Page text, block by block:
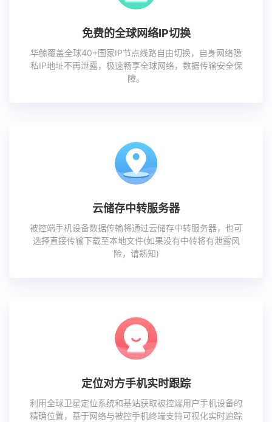
免费的全球网络IP切换
华鲸覆盖全球40+国家IP节点线路自由切换，自身网络隐
私IP地址不再泄露，极速畅享全球网络，数据传输安全保
障。
云储存中转服务器
被控端手机设备数据传输将通过云储存中转服务器，也可
选择直接传输下载至本地文件(如果没有中转将有泄露风
险，请熟知)
定位对方手机实时跟踪
利用全球卫星定位系统和基站获取被控端用户手机设备的
精确位置，基于网络与被控手机终端支持可视化实时追踪